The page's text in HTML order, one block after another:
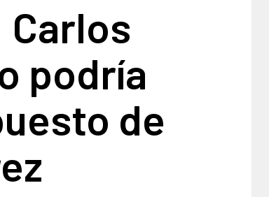
Carlos
podría
de